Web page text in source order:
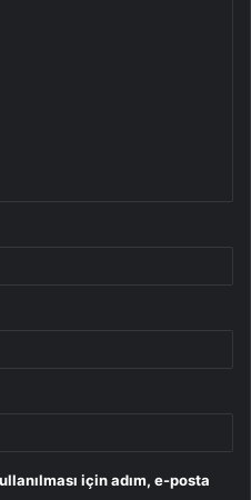
için adım, e-posta